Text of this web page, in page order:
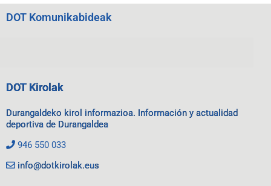
DOT Komunikabideak
DOT Kirolak
Durangaldeko kirol informazioa. Información y actualidad
deportiva de Durangaldea
946 550 033
info@dotkirolak.eus